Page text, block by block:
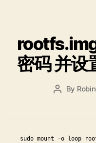
密码 并设
Post
By Robin
sudo mount -o loop